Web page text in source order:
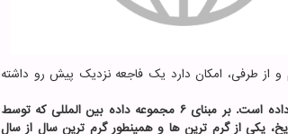
و از طرفی، امکان دارد یک فاجعه نزدیک پیش رو داشته
انتشار گازهای گلخانه ای به صورت قابل توجهی دما و الگوی آب و هوای سیاره ما را تغییر داده است. بر مبنای ۶ مجموعه داده بین المللی که توسط
سال گرم ثبت شده در تاریخ، یکی از گرم ترین ها و همینطور گرم ترین سال از سال